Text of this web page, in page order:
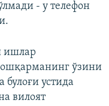
- у телефон
ишлар
ўзини
устида
вилоят